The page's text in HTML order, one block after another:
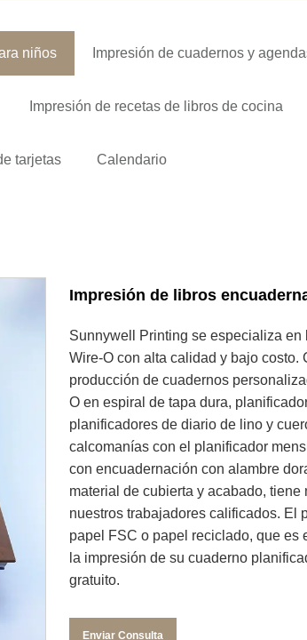
niños Impresión de cuadernos y
Impresión de recetas de libros de cocina
tarjetas Calendario
Impresión de libros
Sunnywell Printing se especializa
Wire-O con alta calidad y bajo
producción de cuadernos
O en espiral de tapa dura,
planificadores de diario de lino y
calcomanías con el planificador
con encuadernación con alambre
material de cubierta y acabado,
nuestros trabajadores calificados. El
papel FSC o papel reciclado, que es
la impresión de su cuaderno
gratuito.
Enviar Consulta